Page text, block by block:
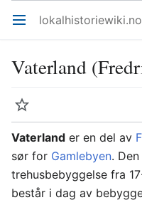
Åpne hovedmenyen lokalhistoriewiki.no
Vaterland
Overvåk
Vaterland er en del av
sør for Gamlebyen.
trehusbebyggelse fra
består i dag av